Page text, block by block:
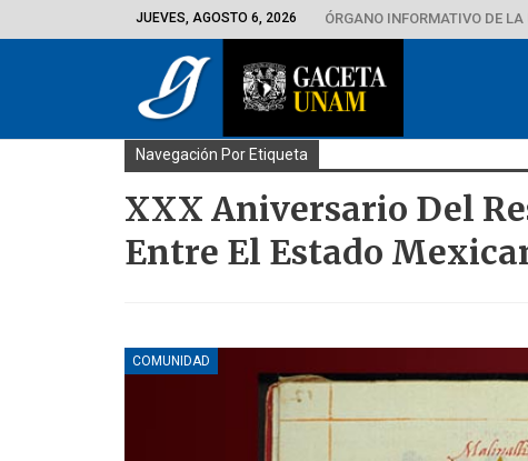
JUEVES, AGOSTO 6, 2026 ÓRGANO INFORMATIVO DE
Navegación Por Etiqueta
XXX Aniversario Del
Entre El Estado
COMUNIDAD